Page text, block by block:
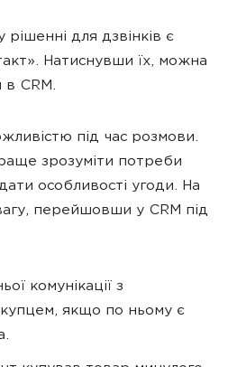
для дзвінків є
Натиснувши їх, можна
CRM.
під час розмови.
зрозуміти потреби
особливості угоди. На
перейшовши у CRM під
комунікації з
якщо по ньому є